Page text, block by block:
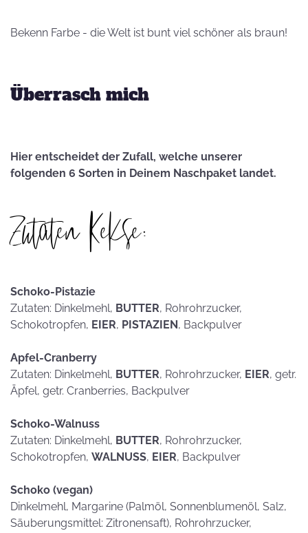
Bekenn Farbe - die Welt ist bunt viel schöner als braun!
Überrasch mich
Hier entscheidet der Zufall, welche unserer
folgenden 6 Sorten in Deinem Naschpaket landet.
Zutaten Kekse:
Schoko-Pistazie
Zutaten: Dinkelmehl, BUTTER, Rohrohrzucker,
Schokotropfen, EIER, PISTAZIEN, Backpulver
Apfel-Cranberry
Zutaten: Dinkelmehl, BUTTER, Rohrohrzucker, EIER, getr.
Äpfel, getr. Cranberries, Backpulver
Schoko-Walnuss
Zutaten: Dinkelmehl, BUTTER, Rohrohrzucker,
Schokotropfen, WALNUSS, EIER, Backpulver
Schoko (vegan)
Dinkelmehl, Margarine (Palmöl, Sonnenblumenöl, Salz,
Säuberungsmittel: Zitronensaft), Rohrohrzucker,